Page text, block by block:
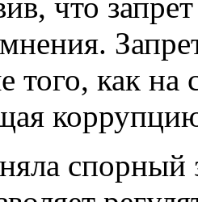
того, как на
спорный